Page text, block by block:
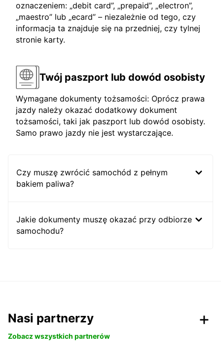
oznaczeniem: „debit card”, „prepaid”, „electron”,
„maestro” lub „ecard” – niezależnie od tego, czy
informacja ta znajduje się na przedniej, czy tylnej
stronie karty.
Twój paszport lub dowód osobisty
Wymagane dokumenty tożsamości: Oprócz prawa
jazdy należy okazać dodatkowy dokument
tożsamości, taki jak paszport lub dowód osobisty.
Samo prawo jazdy nie jest wystarczające.
Czy muszę zwrócić samochód z pełnym
bakiem paliwa?
Jakie dokumenty muszę okazać przy odbiorze
samochodu?
Nasi partnerzy
Zobacz wszystkich partnerów